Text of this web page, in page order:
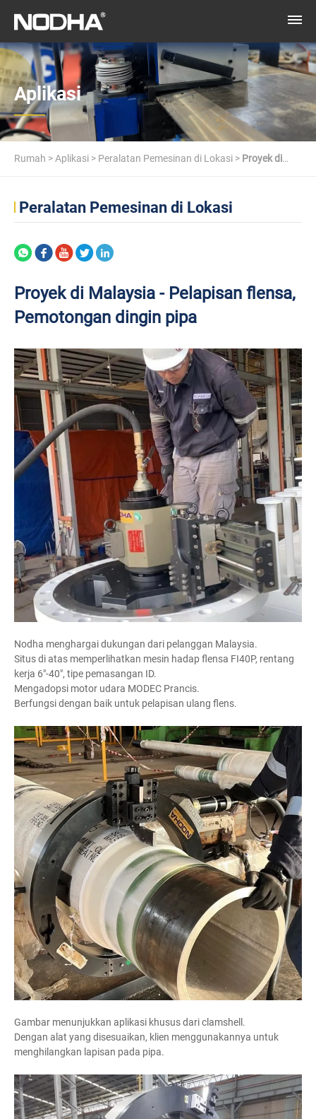
Aplikasi
Rumah >Aplikasi > Peralatan Pemesinan di Lokasi > Proyek di
Peralatan Pemesinan di Lokasi
Proyek di Malaysia - Pelapisan flensa,
Pemotongan dingin pipa
Nodha menghargai dukungan dari pelanggan Malaysia.
Situs di atas memperlihatkan mesin hadap flensa FI40P, rentang
kerja 6″-40″, tipe pemasangan ID.
Mengadopsi motor udara MODEC Prancis.
Berfungsi dengan baik untuk pelapisan ulang flens.
Gambar menunjukkan aplikasi khusus dari clamshell.
Dengan alat yang disesuaikan, klien menggunakannya untuk
menghilangkan lapisan pada pipa.